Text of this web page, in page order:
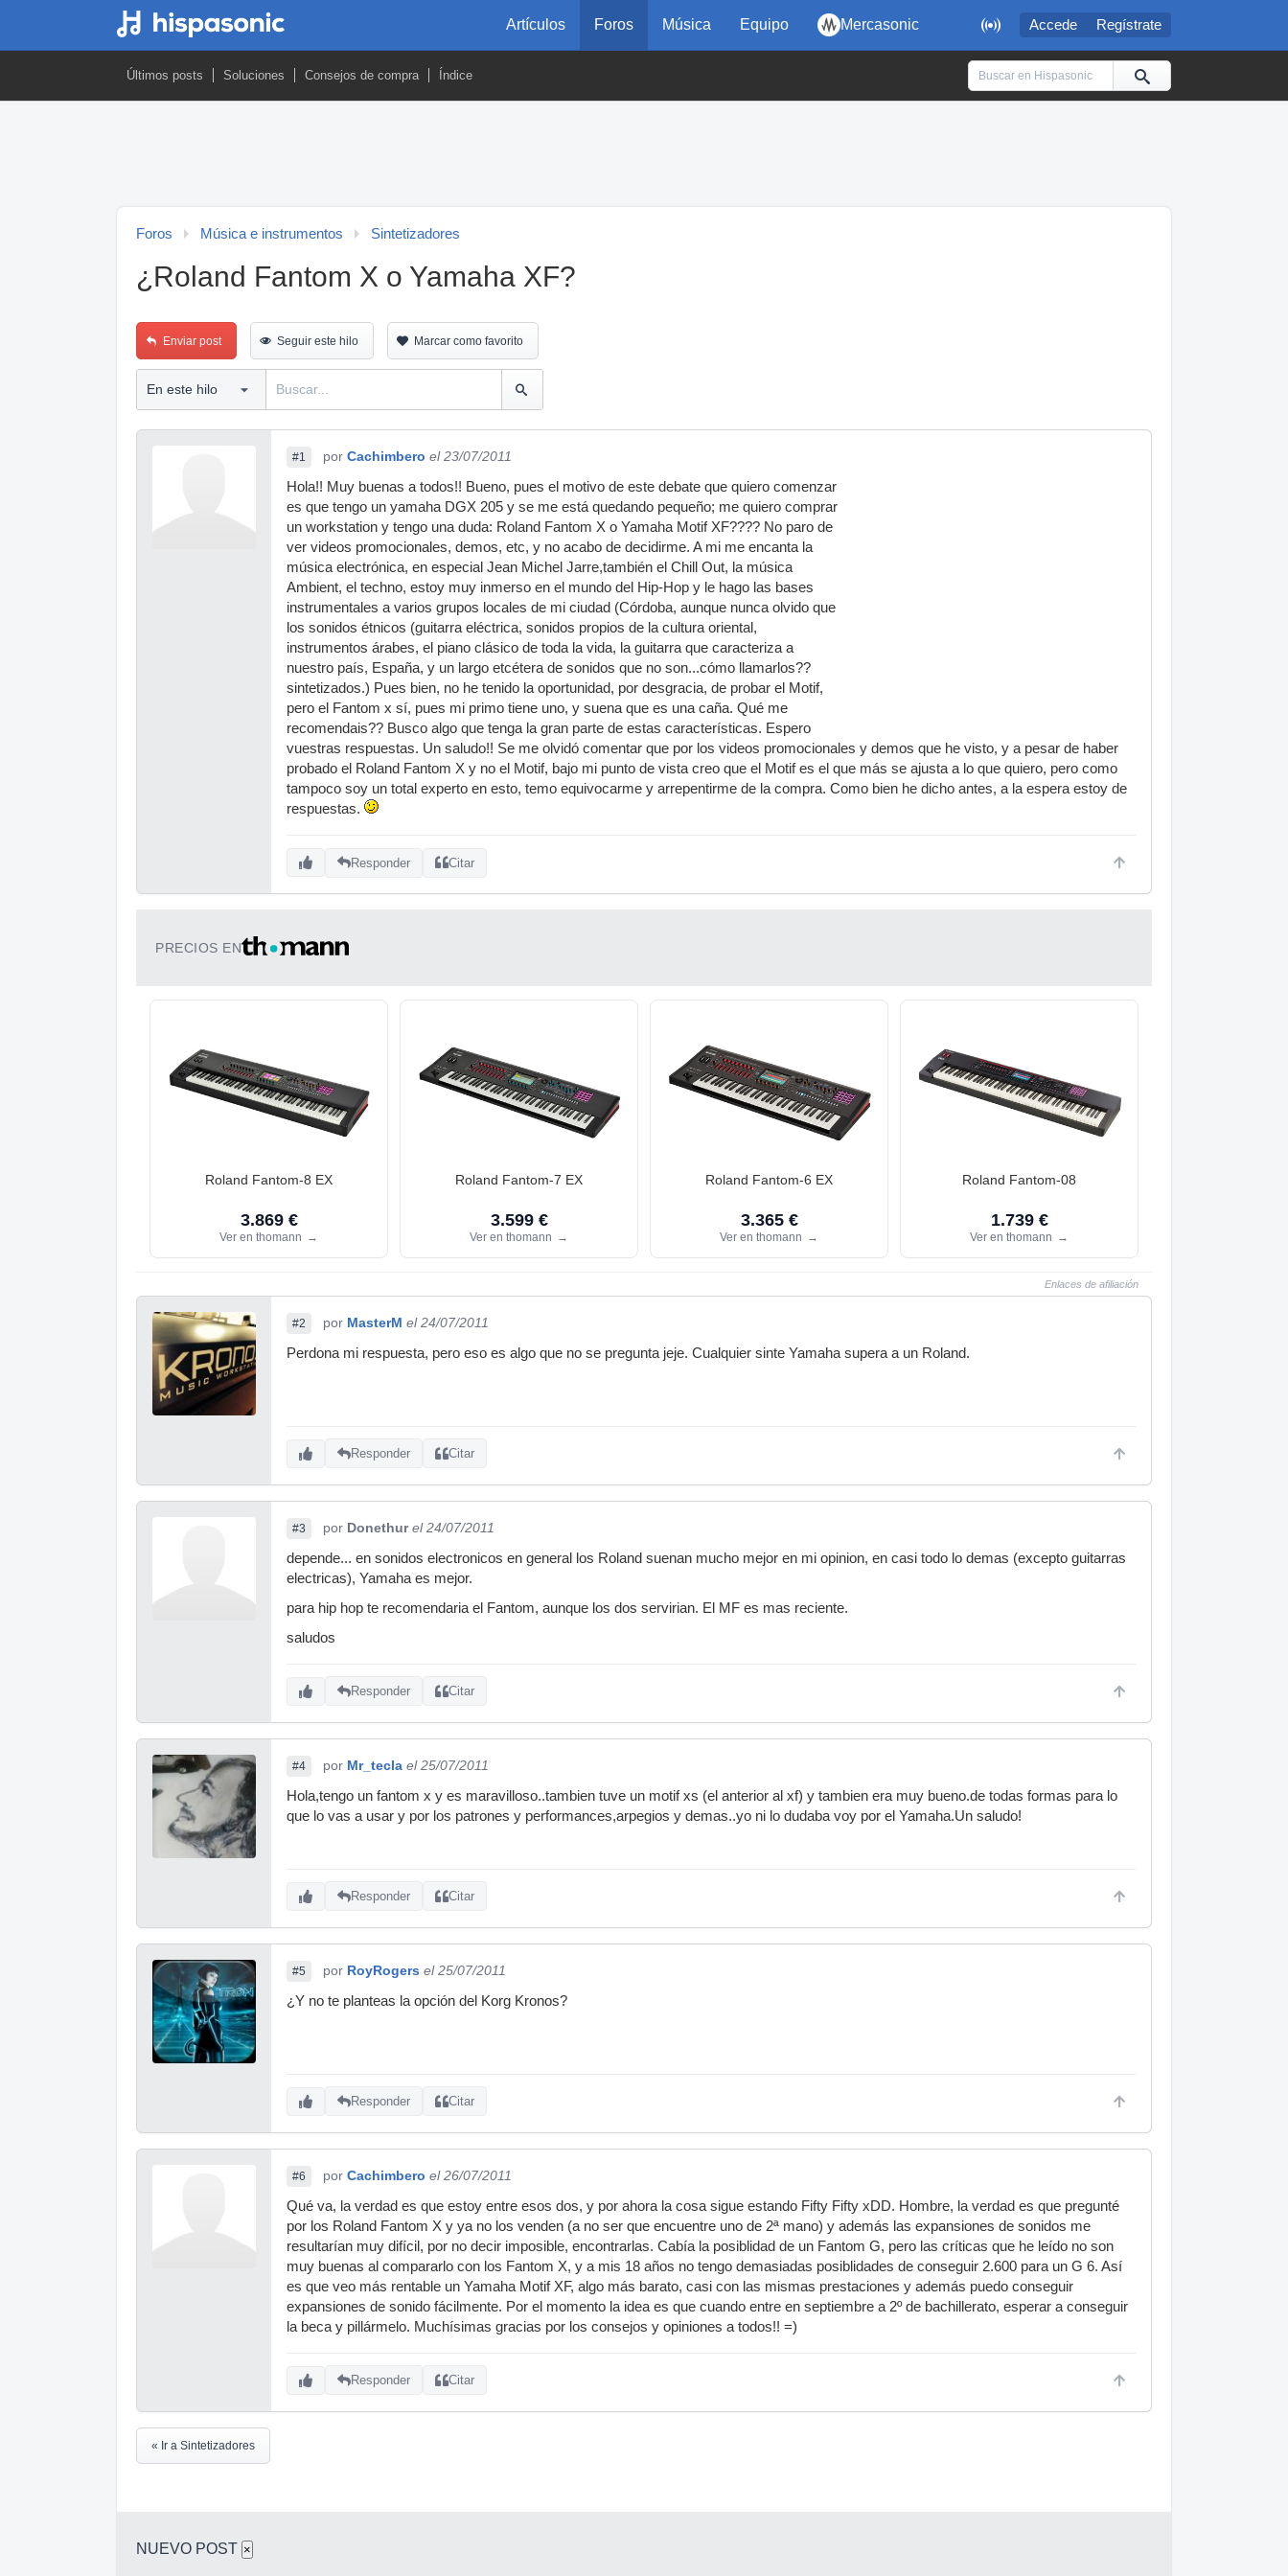
 Accede Regístrate
Artículos Foros Música Equipo Mercasonic
Últimos posts Soluciones Consejos de compra Índice
Foros Música e instrumentos Sintetizadores
¿Roland Fantom X o Yamaha XF?
Enviar post Seguir este hilo Marcar como favorito
#1 por Cachimbero el 23/07/2011
Hola!! Muy buenas a todos!! Bueno, pues el motivo de este debate que quiero comenzar
es que tengo un yamaha DGX 205 y se me está quedando pequeño; me quiero comprar
un workstation y tengo una duda: Roland Fantom X o Yamaha Motif XF???? No paro de
ver videos promocionales, demos, etc, y no acabo de decidirme. A mi me encanta la
música electrónica, en especial Jean Michel Jarre,también el Chill Out, la música
Ambient, el techno, estoy muy inmerso en el mundo del Hip-Hop y le hago las bases
instrumentales a varios grupos locales de mi ciudad (Córdoba, aunque nunca olvido que
los sonidos étnicos (guitarra eléctrica, sonidos propios de la cultura oriental,
instrumentos árabes, el piano clásico de toda la vida, la guitarra que caracteriza a
nuestro país, España, y un largo etcétera de sonidos que no son...cómo llamarlos??
sintetizados.) Pues bien, no he tenido la oportunidad, por desgracia, de probar el Motif,
pero el Fantom x sí, pues mi primo tiene uno, y suena que es una caña. Qué me
recomendais?? Busco algo que tenga la gran parte de estas características. Espero
vuestras respuestas. Un saludo!! Se me olvidó comentar que por los videos promocionales y demos que he visto, y a pesar de haber
probado el Roland Fantom X y no el Motif, bajo mi punto de vista creo que el Motif es el que más se ajusta a lo que quiero, pero como
tampoco soy un total experto en esto, temo equivocarme y arrepentirme de la compra. Como bien he dicho antes, a la espera estoy de
respuestas.
Responder Citar
PRECIOS EN
Roland Fantom-8 EX
3.869 €
Ver en thomann →
Roland Fantom-7 EX
3.599 €
Ver en thomann →
Roland Fantom-6 EX
3.365 €
Ver en thomann →
Roland Fantom-08
1.739 €
Ver en thomann →
Enlaces de afiliación
#2 por MasterM el 24/07/2011
Perdona mi respuesta, pero eso es algo que no se pregunta jeje. Cualquier sinte Yamaha supera a un Roland.
Responder Citar
#3 por Donethur el 24/07/2011
depende... en sonidos electronicos en general los Roland suenan mucho mejor en mi opinion, en casi todo lo demas (excepto guitarras
electricas), Yamaha es mejor.
para hip hop te recomendaria el Fantom, aunque los dos servirian. El MF es mas reciente.
saludos
Responder Citar
#4 por Mr_tecla el 25/07/2011
Hola,tengo un fantom x y es maravilloso..tambien tuve un motif xs (el anterior al xf) y tambien era muy bueno.de todas formas para lo
que lo vas a usar y por los patrones y performances,arpegios y demas..yo ni lo dudaba voy por el Yamaha.Un saludo!
Responder Citar
#5 por RoyRogers el 25/07/2011
¿Y no te planteas la opción del Korg Kronos?
Responder Citar
#6 por Cachimbero el 26/07/2011
Qué va, la verdad es que estoy entre esos dos, y por ahora la cosa sigue estando Fifty Fifty xDD. Hombre, la verdad es que pregunté
por los Roland Fantom X y ya no los venden (a no ser que encuentre uno de 2ª mano) y además las expansiones de sonidos me
resultarían muy difícil, por no decir imposible, encontrarlas. Cabía la posiblidad de un Fantom G, pero las críticas que he leído no son
muy buenas al compararlo con los Fantom X, y a mis 18 años no tengo demasiadas posiblidades de conseguir 2.600 para un G 6. Así
es que veo más rentable un Yamaha Motif XF, algo más barato, casi con las mismas prestaciones y además puedo conseguir
expansiones de sonido fácilmente. Por el momento la idea es que cuando entre en septiembre a 2º de bachillerato, esperar a conseguir
la beca y pillármelo. Muchísimas gracias por los consejos y opiniones a todos!! =)
Responder Citar
« Ir a Sintetizadores
NUEVO POST ×